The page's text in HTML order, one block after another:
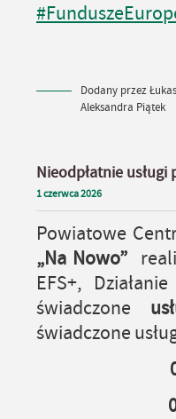
Dodany przez
Aleksandra Piątek
Nieodpłatnie usługi
1czerwca2026
Powiatowe
„Na Nowo”
EFS+,
świadczone
świadczone